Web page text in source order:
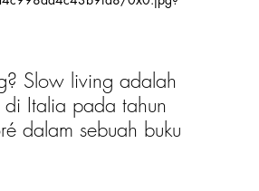
Slow living adalah
di Italia pada tahun
dalam sebuah buku